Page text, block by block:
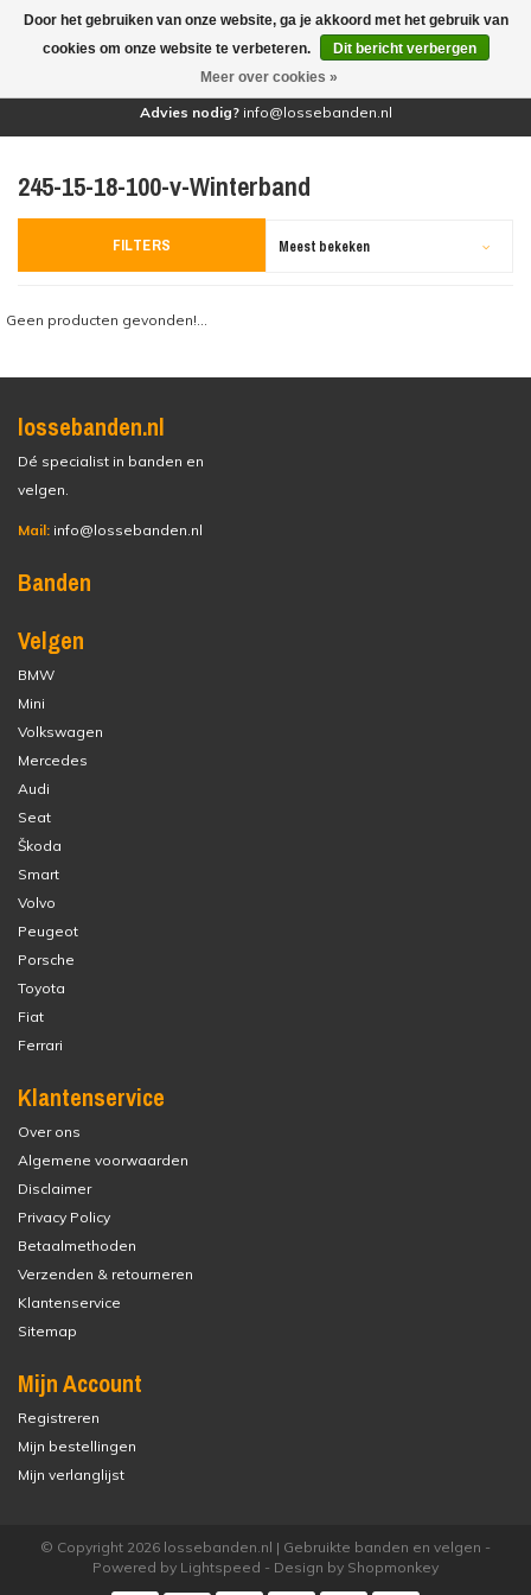
(0)
Advies nodig? info@lossebanden.nl
245-15-18-100-v-Winterband
FILTERS Meest bekeken
Geen producten gevonden!...
lossebanden.nl
Dé specialist in banden en
velgen.
Mail: info@lossebanden.nl
Banden
Velgen
BMW
Mini
Volkswagen
Mercedes
Audi
Seat
Škoda
Smart
Volvo
Peugeot
Porsche
Toyota
Fiat
Ferrari
Klantenservice
Over ons
Algemene voorwaarden
Disclaimer
Privacy Policy
Betaalmethoden
Verzenden & retourneren
Klantenservice
Sitemap
Mijn Account
Registreren
Mijn bestellingen
Mijn verlanglijst
© Copyright 2026 lossebanden.nl | Gebruikte banden en velgen -
Powered by Lightspeed - Design by Shopmonkey
Door het gebruiken van onze website, ga je akkoord met het gebruik van
cookies om onze website te verbeteren.
Dit bericht verbergen
Meer over cookies »